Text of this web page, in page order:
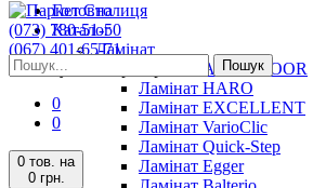
(073) 780-51-50
(067) 401-65-71
Київ, вул. Лабораторна, 11
Пошук
0
0
0 тов. на
0 грн.
Головна
Каталог
Ламінат
Ламінат ALSAFLOOR
Ламінат HARO
Ламінат EXCELLENT
Ламінат VarioClic
Ламінат Quick-Step
Ламінат Egger